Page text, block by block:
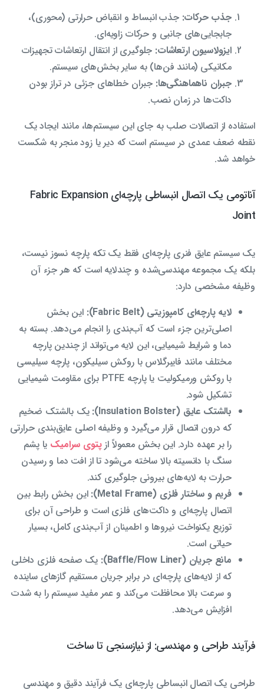
جذب حرکات: جذب انبساط و انقباض حرارتی (محوری)،
جابجایی‌های جانبی و حرکات زاویه‌ای.
ایزولاسیون ارتعاشات: جلوگیری از انتقال ارتعاشات تجهیزات
مکانیکی (مانند فن‌ها) به سایر بخش‌های سیستم.
جبران ناهماهنگی‌ها: جبران خطاهای جزئی در تراز بودن
داکت‌ها در زمان نصب.
استفاده از اتصالات صلب به جای این سیستم‌ها، مانند ایجاد یک
نقطه ضعف عمدی در سیستم است که دیر یا زود منجر به شکست
خواهد شد.
آناتومی یک اتصال انبساطی پارچه‌ای Fabric Expansion
Joint
یک سیستم عایق فنری پارچه‌ای فقط یک تکه پارچه نسوز نیست،
بلکه یک مجموعه مهندسی‌شده و چندلایه است که هر جزء آن
وظیفه مشخصی دارد:
لایه پارچه‌ای کامپوزیتی (Fabric Belt):
این بخش
اصلی‌ترین جزء است که آب‌بندی را انجام می‌دهد. بسته به
دما و شرایط شیمیایی، این لایه می‌تواند از چندین پارچه
مختلف مانند فایبرگلاس با روکش سیلیکون، پارچه سیلیسی
با روکش ورمیکولیت یا پارچه PTFE برای مقاومت شیمیایی
تشکیل شود.
بالشتک عایق (Insulation Bolster):
یک بالشتک ضخیم
که درون اتصال قرار می‌گیرد و وظیفه اصلی عایق‌بندی حرارتی
را بر عهده دارد. این بخش معمولاً ازپتوی سرامیک یا پشم
سنگ با دانسیته بالا ساخته می‌شود تا از افت دما و رسیدن
حرارت به لایه‌های بیرونی جلوگیری کند.
فریم و ساختار فلزی (Metal Frame):
این بخش رابط بین
اتصال پارچه‌ای و داکت‌های فلزی است و طراحی آن برای
توزیع یکنواخت نیروها و اطمینان از آب‌بندی کامل، بسیار
حیاتی است.
مانع جریان (Baffle/Flow Liner):
یک صفحه فلزی داخلی
که از لایه‌های پارچه‌ای در برابر جریان مستقیم گازهای ساینده
و سرعت بالا محافظت می‌کند و عمر مفید سیستم را به شدت
افزایش می‌دهد.
فرآیند طراحی و مهندسی: از نیازسنجی تا ساخت
طراحی یک اتصال انبساطی پارچه‌ای یک فرآیند دقیق و مهندسی